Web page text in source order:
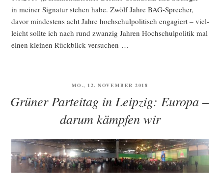
in mei­ner Signa­tur ste­hen habe. Zwölf Jah­re BAG-Spre­cher,
davor min­des­tens acht Jah­re hoch­schul­po­li­tisch enga­giert – viel­
leicht soll­te ich nach rund zwan­zig Jah­ren Hoch­schul­po­li­tik mal
einen klei­nen Rück­blick versuchen …
VERÖFFENTLICHT
MO., 12. NOVEMBER 2018
Grüner Parteitag in Leipzig: Europa –
darum kämpfen wir